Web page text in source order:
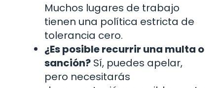
Muchos lugares de trabajo
tienen una política estricta de
tolerancia cero.
¿Es posible recurrir una multa o
sanción? Sí, puedes apelar,
pero necesitarás